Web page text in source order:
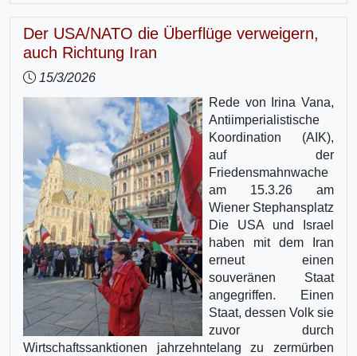
Der USA/NATO die Überflüge verweigern,
auch Richtung Iran
15/3/2026
Rede von Irina Vana,
Antiimperialistische
Koordination (AIK),
auf der
Friedensmahnwache
am 15.3.26 am
Wiener Stephansplatz
Die USA und Israel
haben mit dem Iran
erneut einen
souveränen Staat
angegriffen. Einen
Staat, dessen Volk sie
zuvor durch
Wirtschaftssanktionen jahrzehntelang zu zermürben